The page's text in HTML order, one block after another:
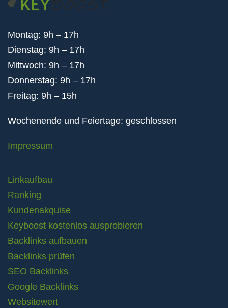
Montag: 9h – 17h
Dienstag: 9h – 17h
Mittwoch: 9h – 17h
Donnerstag: 9h – 17h
Freitag: 9h – 15h
Wochenende und Feiertage: geschlossen
Impressum
Linkaufbau
Ranking
Kundenakquise
Keyboost kostenlos ausprobieren
Backlinks aufbauen
Backlinks prüfen
SEO Backlinks
Google Backlinks
Websitewert